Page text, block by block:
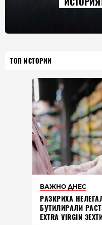
ТОП ИСТОРИИ
ВАЖНО ДНЕС
РАЗКРИХА
БУТИЛИРАЛИ
EXTRA VIRGIN